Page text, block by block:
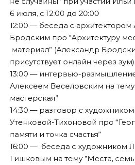
6 июля, с 12:00 до 20:00
12:00 — беседа с
Бродским про “Архитектуру
материал” (Александр
присутствует онлайн через зум)
13:00 — интервью-
Алексеем Веселовским на
мастерская”
14:30 — разговор с
Утенковой-Тихоновой про
памяти и точка счастья”
16:00 — беседа с художником
Тишковым на тему ”Места,